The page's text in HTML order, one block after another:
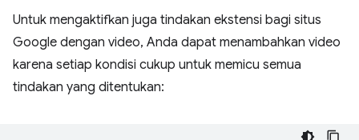
Untuk mengaktifkan juga tindakan ekstensi bagi situs
Google dengan video, Anda dapat menambahkan video
karena setiap kondisi cukup untuk memicu semua
tindakan yang ditentukan: